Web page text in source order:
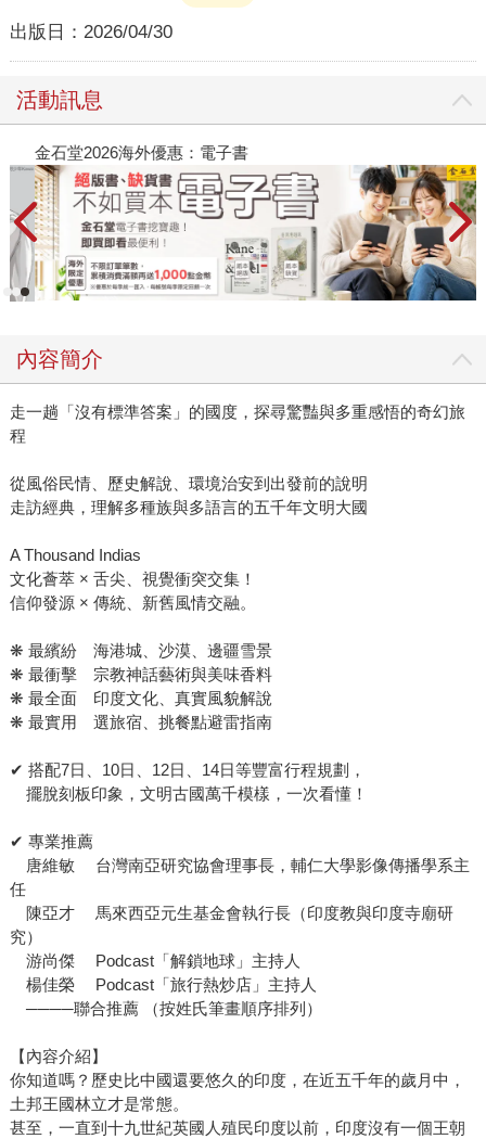
出版日： 2026/04/30
活動訊息
金石堂2026海外優惠：電子書
內容簡介
走一趟「沒有標準答案」的國度，探尋驚豔與多重感悟的奇幻旅
程
從風俗民情、歷史解說、環境治安到出發前的說明
走訪經典，理解多種族與多語言的五千年文明大國
A Thousand Indias
文化薈萃 × 舌尖、視覺衝突交集！
信仰發源 × 傳統、新舊風情交融。
❋ 最繽紛 海港城、沙漠、邊疆雪景
❋ 最衝擊 宗教神話藝術與美味香料
❋ 最全面 印度文化、真實風貌解說
❋ 最實用 選旅宿、挑餐點避雷指南
✔ 搭配7日、10日、12日、14日等豐富行程規劃，
擺脫刻板印象，文明古國萬千模樣，一次看懂！
✔ 專業推薦
唐維敏 台灣南亞研究協會理事長，輔仁大學影像傳播學系主
任
陳亞才 馬來西亞元生基金會執行長（印度教與印度寺廟研
究）
游尚傑 Podcast「解鎖地球」主持人
楊佳榮 Podcast「旅行熱炒店」主持人
────聯合推薦 （按姓氏筆畫順序排列）
【內容介紹】
你知道嗎？歷史比中國還要悠久的印度，在近五千年的歲月中，
土邦王國林立才是常態。
甚至，一直到十九世紀英國人殖民印度以前，印度沒有一個王朝